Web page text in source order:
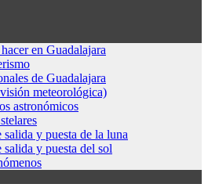
en Guadalajara
de Guadalajara
meteorológica)
astronómicos
salida y puesta de la luna
salida y puesta del sol